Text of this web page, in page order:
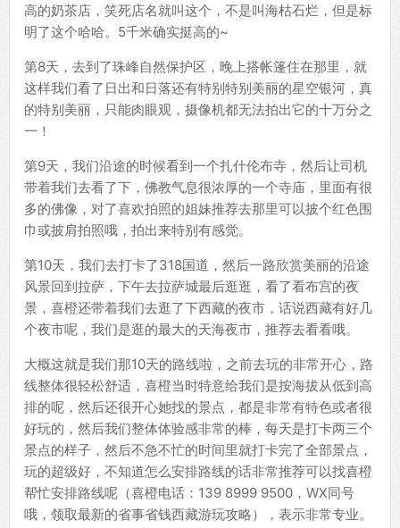
高的奶茶店，笑死店名就叫这个，不是叫海枯石烂，但是标
明了这个哈哈。5千米确实挺高的~
第8天，去到了珠峰自然保护区，晚上搭帐篷住在那里，就
这样我们看了日出和日落还有特别特别美丽的星空银河，真
的特别美丽，只能肉眼观，摄像机都无法拍出它的十万分之
一！
第9天，我们沿途的时候看到一个扎什伦布寺，然后让司机
带着我们去看了下，佛教气息很浓厚的一个寺庙，里面有很
多的佛像，对了喜欢拍照的姐妹推荐去那里可以披个红色围
巾或披肩拍照哦，拍出来特别有感觉。
第10天，我们去打卡了318国道，然后一路欣赏美丽的沿途
风景回到拉萨，下午去拉萨城最后逛逛，看了看布宫的夜
景，喜橙还带着我们去逛了下西藏的夜市，话说西藏有好几
个夜市呢，我们是逛的最大的天海夜市，推荐去看看哦。
大概这就是我们那10天的路线啦，之前去玩的非常开心，路
线整体很轻松舒适，喜橙当时特意给我们是按海拔从低到高
排的呢，然后还很开心她找的景点，都是非常有特色或者很
好玩的，然后我们整体体验感非常的棒，每天是打卡两三个
景点的样子，然后不急不忙的时间里就打卡完了全部景点，
玩的超级好，不知道怎么安排路线的话非常推荐可以找喜橙
帮忙安排路线呢（喜橙电话：139 8999 9500，WX同号
哦，领取最新的省事省钱西藏游玩攻略），表示非常专业。